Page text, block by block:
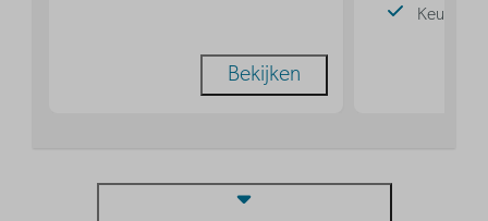
Bekijken
Keuken